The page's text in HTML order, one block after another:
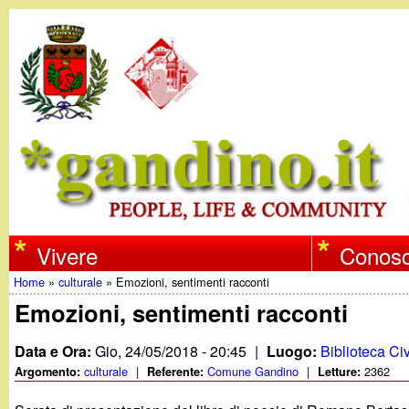
w
w
w
.
Vivere
Tu
sei
qui
Home »culturale » Emozioni, sentimenti racconti
Emozioni, sentimenti racconti
Data e Ora:Gio, 24/05/2018 - 20:45 | Luogo: Biblioteca
Argomento:culturale | Referente:Comune Gandino | Letture:2362